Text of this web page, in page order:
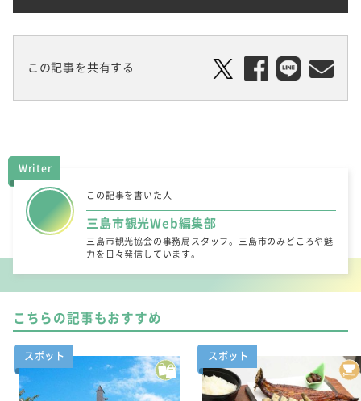
この記事を共有する
Writer
この記事を書いた人
三島市観光Web編集部
三島市観光協会の事務局スタッフ。三島市のみどころや魅
力を日々発信しています。
こちらの記事もおすすめ
スポット スポット